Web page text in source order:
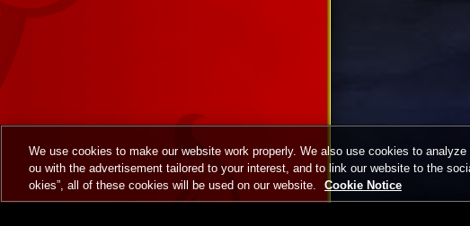
We use cookies to make our website work properly. We also use cookies to
ou with the advertisement tailored to your interest, and to link our website to the
okies”, all of these cookies will be used on our website.
Cookie Notice